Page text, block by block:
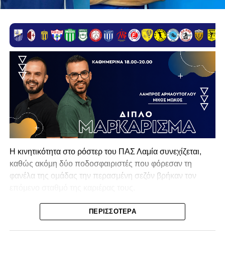
Η κινητικότητα στο ρόστερ του ΠΑΣ Λαμία συνεχίζεται,
καθώς ακόμη δύο ποδοσφαιριστές που φόρεσαν τη
φανέλα της ομάδας την περασμένη σεζόν βρήκαν τον
Ο λόγος για τον Βασίλη Τρούμπουλο και τον Χρυσόστομο
Στάγκο, οι οποίοι θα συνεχίσουν μαζί την ποδοσφαιρική
ΠΕΡΙΣΣΌΤΕΡΑ